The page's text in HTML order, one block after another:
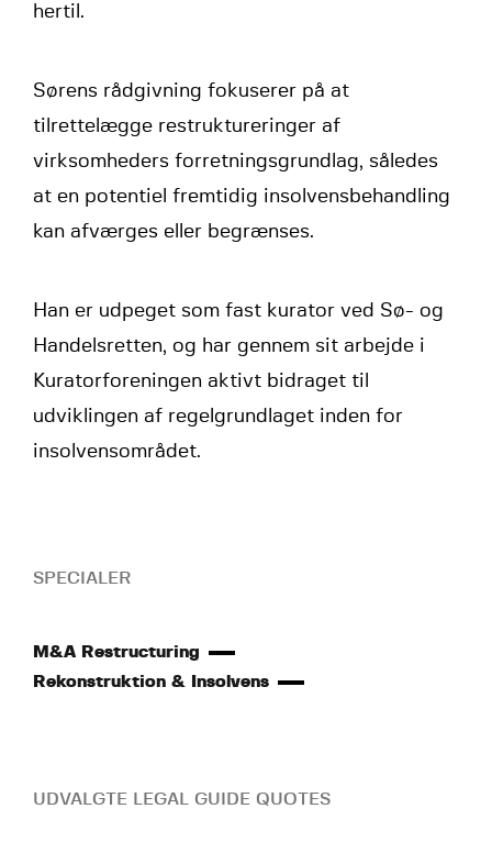
hertil.
Sørens rådgivning fokuserer på at
tilrettelægge restruktureringer af
virksomheders forretningsgrundlag, således
at en potentiel fremtidig insolvensbehandling
kan afværges eller begrænses.
Han er udpeget som fast kurator ved Sø- og
Handelsretten, og har gennem sit arbejde i
Kuratorforeningen aktivt bidraget til
udviklingen af regelgrundlaget inden for
insolvensområdet.
SPECIALER
M&A Restructuring
Rekonstruktion & Insolvens
UDVALGTE LEGAL GUIDE QUOTES